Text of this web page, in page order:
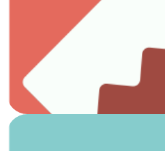
Todo lo que necesitas para